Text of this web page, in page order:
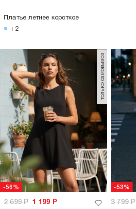
Платье летнее короткое
+2
-56%
только самовывоз
2 699Р 1 199 Р
-53%
3 799Р